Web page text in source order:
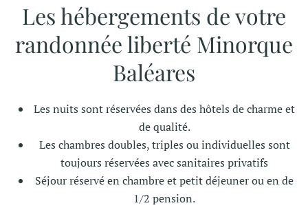
Les hébergements de votre
randonnée liberté Minorque
Baléares
Les nuits sont réservées dans des hôtels de charme et
de qualité.
Les chambres doubles, triples ou individuelles sont
toujours réservées avec sanitaires privatifs
Séjour réservé en chambre et petit déjeuner ou en de
1/2 pension.